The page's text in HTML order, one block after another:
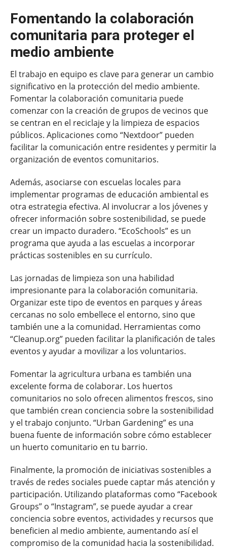
Fomentando la colaboración
comunitaria para proteger el
medio ambiente
El trabajo en equipo es clave para generar un cambio
significativo en la protección del medio ambiente.
Fomentar la colaboración comunitaria puede
comenzar con la creación de grupos de vecinos que
se centran en el reciclaje y la limpieza de espacios
públicos. Aplicaciones como “Nextdoor” pueden
facilitar la comunicación entre residentes y permitir la
organización de eventos comunitarios.
Además, asociarse con escuelas locales para
implementar programas de educación ambiental es
otra estrategia efectiva. Al involucrar a los jóvenes y
ofrecer información sobre sostenibilidad, se puede
crear un impacto duradero. “EcoSchools” es un
programa que ayuda a las escuelas a incorporar
prácticas sostenibles en su currículo.
Las jornadas de limpieza son una habilidad
impresionante para la colaboración comunitaria.
Organizar este tipo de eventos en parques y áreas
cercanas no solo embellece el entorno, sino que
también une a la comunidad. Herramientas como
“Cleanup.org” pueden facilitar la planificación de tales
eventos y ayudar a movilizar a los voluntarios.
Fomentar la agricultura urbana es también una
excelente forma de colaborar. Los huertos
comunitarios no solo ofrecen alimentos frescos, sino
que también crean conciencia sobre la sostenibilidad
y el trabajo conjunto. “Urban Gardening” es una
buena fuente de información sobre cómo establecer
un huerto comunitario en tu barrio.
Finalmente, la promoción de iniciativas sostenibles a
través de redes sociales puede captar más atención y
participación. Utilizando plataformas como “Facebook
Groups” o “Instagram”, se puede ayudar a crear
conciencia sobre eventos, actividades y recursos que
beneficien al medio ambiente, aumentando así el
compromiso de la comunidad hacia la sostenibilidad.